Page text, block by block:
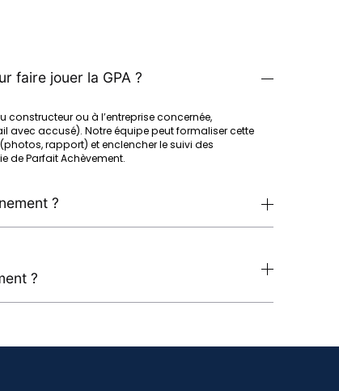
faire jouer la GPA ?
ou à l’entreprise concernée,
avec accusé). Notre équipe peut formaliser cette
rapport) et enclencher le suivi des
de Parfait Achèvement.
?
?